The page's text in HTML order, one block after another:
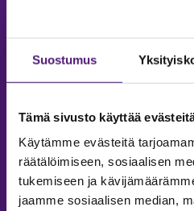
Suostumus
Tämä sivusto käyttää
Käytämme evästeitä
räätälöimiseen, sosiaalisen
tukemiseen ja
jaamme sosiaalisen median,